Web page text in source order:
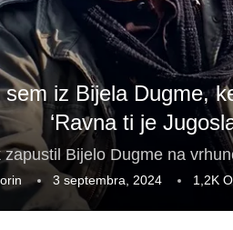
iz Bijela Dugme,
‘Ravna ti je
Bijelo Dugme na
3 septembra, 2024 1,2K